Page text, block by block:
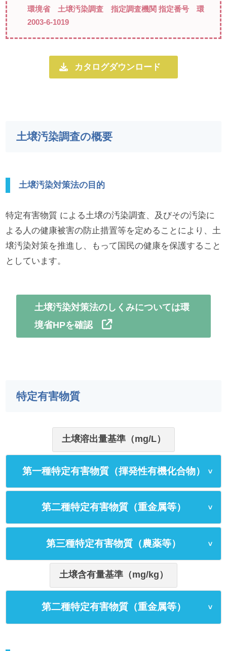
環境省 土壌汚染調査 指定調査機関 指定番号 環
2003-6-1019
カタログダウンロード
土壌汚染調査の概要
土壌汚染対策法の目的
特定有害物質 による土壌の汚染調査、及びその汚染に
よる人の健康被害の防止措置等を定めることにより、土
壌汚染対策を推進し、もって国民の健康を保護すること
としています。
土壌汚染対策法のしくみについては環
境省HPを確認
特定有害物質
土壌溶出量基準（mg/L）
第一種特定有害物質（揮発性有機化合物）
第二種特定有害物質（重金属等）
第三種特定有害物質（農薬等）
土壌含有量基準（mg/kg）
第二種特定有害物質（重金属等）